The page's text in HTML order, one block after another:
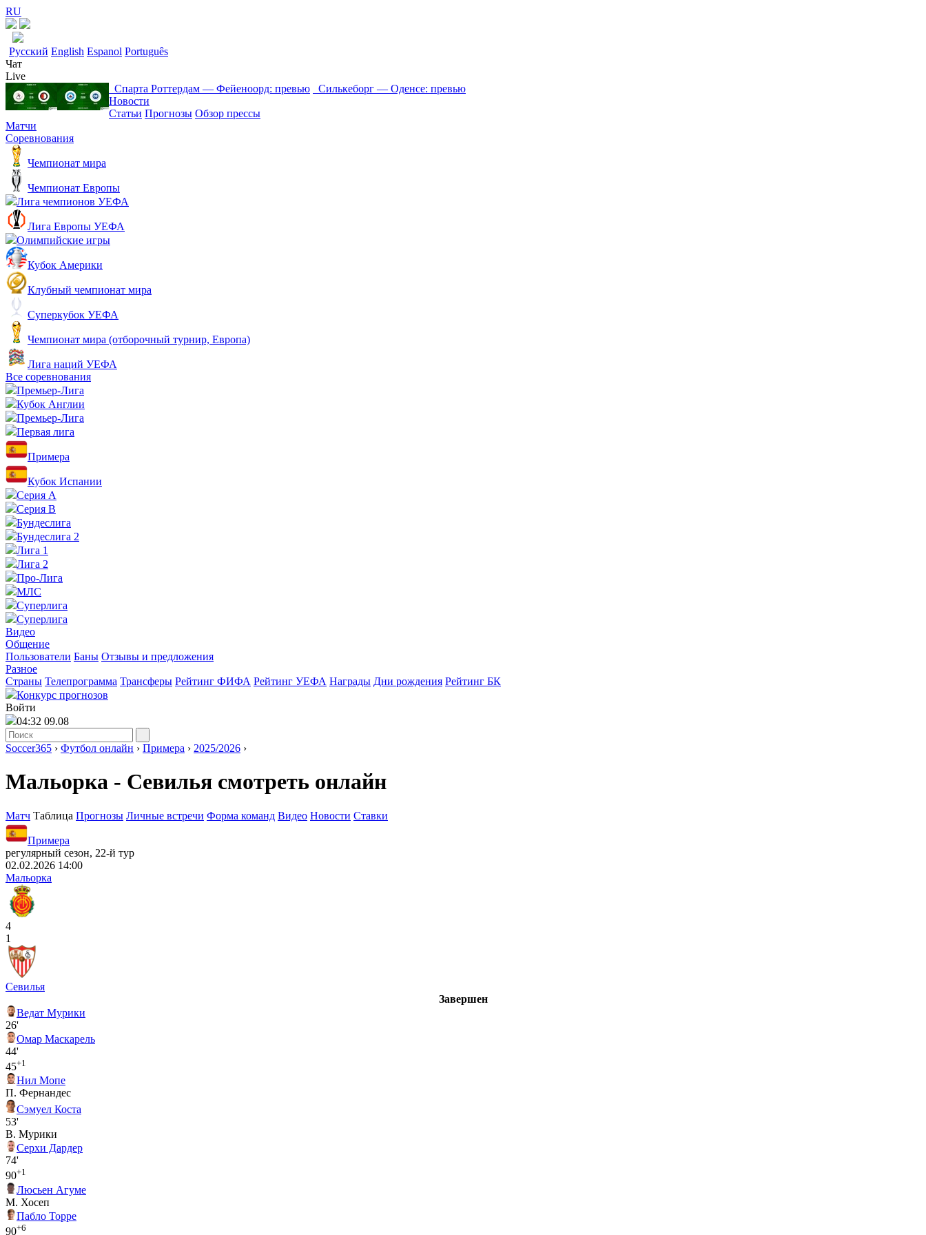
RU
Русский English Espanol Português
Чат
Live
Спарта Роттердам ― Фейеноорд: превью
Силькеборг ― Оденсе: превью
Новости
Статьи Прогнозы Обзор прессы
Матчи
Соревнования
Чемпионат мира
Чемпионат Европы
Лига чемпионов УЕФА
Лига Европы УЕФА
Олимпийские игры
Кубок Америки
Клубный чемпионат мира
Суперкубок УЕФА
Чемпионат мира (отборочный турнир, Европа)
Лига наций УЕФА
Все соревнования
Премьер-Лига
Кубок Англии
Премьер-Лига
Первая лига
Примера
Кубок Испании
Серия А
Серия B
Бундеслига
Бундеслига 2
Лига 1
Лига 2
Про-Лига
МЛС
Суперлига
Суперлига
Видео
Общение
Пользователи Баны Отзывы и предложения
Разное
Страны Телепрограмма Трансферы Рейтинг ФИФА Рейтинг УЕФА Награды Дни рождения Рейтинг БК
Конкурс прогнозов
Войти
04:32 09.08
Soccer365 › Футбол онлайн › Примера › 2025/2026 ›
Мальорка - Севилья смотреть онлайн
Матч Таблица Прогнозы Личные встречи Форма команд Видео Новости Ставки
Примера
регулярный сезон, 22-й тур
02.02.2026 14:00
Мальорка
4
1
Севилья
Завершен
Ведат Мурики
26'
Омар Маскарель
44'
45+1
Нил Мопе
П. Фернандес
Сэмуел Коста
53'
В. Мурики
Серхи Дардер
74'
90+1
Люсьен Агуме
М. Хосеп
Пабло Торре
90+6